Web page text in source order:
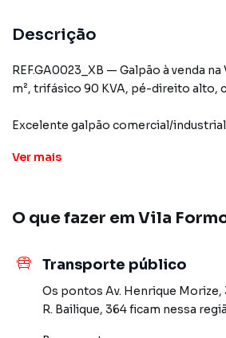
Descrição
REF.GA0023_XB — Galpão à venda
m², trifásico 90 KVA, pé-direito alto,
Excelente galpão comercial/industrial
moderna e pronta para uso. Conta
centros logísticos.
-Pé-direito: 7 metros
-Energia trifásica: 90 KVA
-Mezanino e escritórios
-Vestiários completos
Ver mais
O que fazer em Vila
Transporte público
Os pontos Av. Henrique Morize,
R. Bailique, 364ficam nessa